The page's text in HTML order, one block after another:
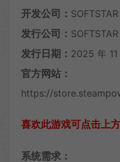
开发公司：
发行公司：
发行日期： 2025 年 11
官方网站：
https://
喜欢此游戏可点击上
系统需求：